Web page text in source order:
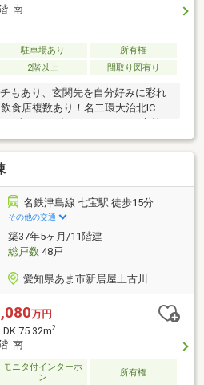
南
駐車場あり
所有権
2階以上 間取り図有り
もあり、玄関先を自分好みに彩れ
食店複数あり！名二環大治北ICま
お車でのお出かけもしやすい立地
名鉄津島線 七宝駅 徒歩15分
その他の交通
築37年5ヶ月/11階建
総戸数48戸
愛知県あま市新居屋上古川
万円
75.32m2
南
モニタ付インターホ
ン
所有権